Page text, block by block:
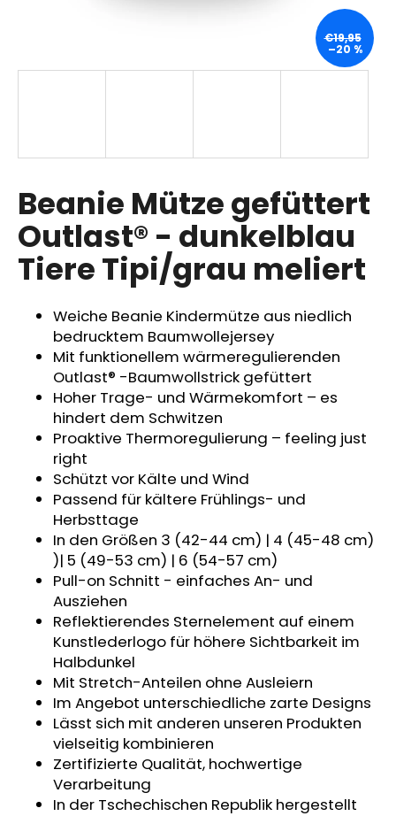
Beanie Mütze gefüttert
Outlast® - dunkelblau
Tiere Tipi/grau meliert
Weiche Beanie Kindermütze aus niedlich
bedrucktem Baumwollejersey
Mit funktionellem wärmeregulierenden
Outlast® -Baumwollstrick gefüttert
Hoher Trage- und Wärmekomfort – es
hindert dem Schwitzen
Proaktive Thermoregulierung – feeling just
right
Schützt vor Kälte und Wind
Passend für kältere Frühlings- und
Herbsttage
In den Größen 3 (42-44 cm) | 4 (45-48 cm)
)| 5 (49-53 cm) | 6 (54-57 cm)
Pull-on Schnitt - einfaches An- und
Ausziehen
Reflektierendes Sternelement auf einem
Kunstlederlogo für höhere Sichtbarkeit im
Halbdunkel
Mit Stretch-Anteilen ohne Ausleiern
Im Angebot unterschiedliche zarte Designs
Lässt sich mit anderen unseren Produkten
vielseitig kombinieren
Zertifizierte Qualität, hochwertige
Verarbeitung
In der Tschechischen Republik hergestellt
€19,95
–20 %
SUCHEN
i
e
m
p
f
e
KINDERSITZUNTERLAGE
OUTLAST®
GRAU
MELIERT
€24,90